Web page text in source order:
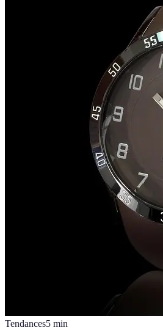
Tendances5 min